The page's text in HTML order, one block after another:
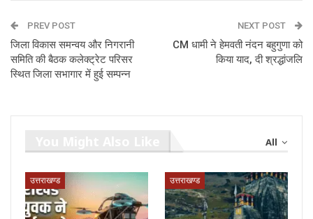
PREV POST
जिला विकास समन्वय और निगरानी
समिति की बैठक कलेक्ट्रेट परिसर
स्थित जिला सभागार में हुई सम्पन्न
NEXT POST
CM धामी ने हेमवती नंदन बहुगुणा को
किया याद, दी श्रद्धांजलि
All
उत्तराखण्ड उत्तराखण्ड